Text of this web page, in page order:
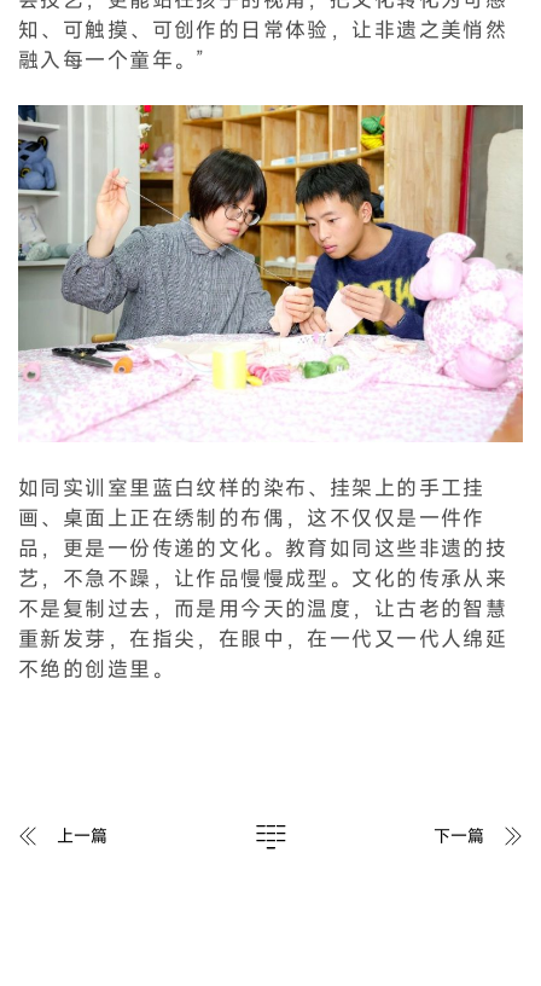
知、可触摸、可创作的日常体验，让非遗之美悄然
融入每一个童年。”
如同实训室里蓝白纹样的染布、挂架上的手工挂
画、桌面上正在绣制的布偶，这不仅仅是一件作
品，更是一份传递的文化。教育如同这些非遗的技
艺，不急不躁，让作品慢慢成型。文化的传承从来
不是复制过去，而是用今天的温度，让古老的智慧
重新发芽，在指尖，在眼中，在一代又一代人绵延
不绝的创造里。
上一篇 下一篇